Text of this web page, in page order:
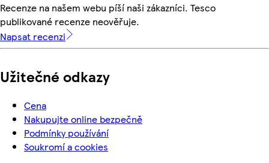
Recenze na našem webu píší naši zákazníci. Tesco
publikované recenze neověřuje.
Napsat recenzi
Užitečné odkazy
Cena
Nakupujte online bezpečně
Podmínky používání
Soukromí a cookies